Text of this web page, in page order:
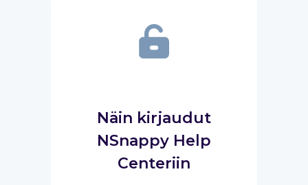
Näin kirjaudut
NSnappy Help
Centeriin